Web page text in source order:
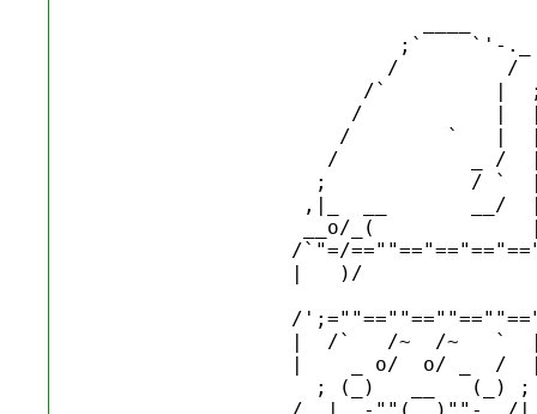
                          ;`    `'-._
                         /         /
/`         |
/           |
/        `   |
/           _ /
;            / `
,|_  __       __/
__o/_(
/`"=/
|   )/
/
|  /`   /~  /~   `
|    _ o/  o/ _  /
; (_)   __   (_) ;
/  |_.-""(__)""-